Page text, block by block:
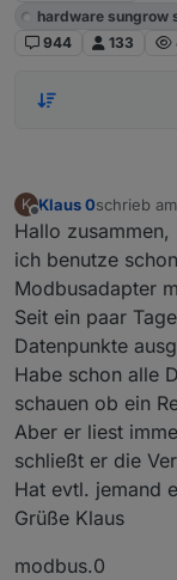
hardware sungrow
944
133
K
Offline
Klaus 0schrieb am
zuletzt
Hallo zusammen,
ich benutze
Modbusadapter
Seit ein paar
Datenpunkte
Habe schon alle
schauen ob ein
Aber er liest
schließt er die
Hat evtl. jemand
Grüße Klaus
modbus.0